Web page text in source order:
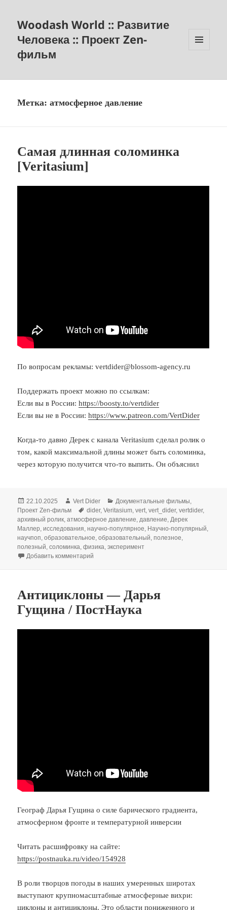
Woodash World :: Развитие
Человека :: Проект Zen-
фильм
Метка:атмосферное давление
Самая длинная соломинка
[Veritasium]
По вопросам рекламы: vertdider@blossom-agency.ru
Поддержать проект можно по ссылкам:
Если вы в России:https://boosty.to/vertdider
Если вы не в России:https://www.patreon.com/VertDider
Когда-то давно Дерек с канала Veritasium сделал ролик о
том, какой максимальной длины может быть соломинка,
через которую получится что-то выпить. Он объяснил
Опубликовано
22.10.2025 Автор
Vert Dider Рубрики
Документальные фильмы,
Проект Zen-фильм
Метки
dider,Veritasium,vert,vert_dider,vertdider,
архивный ролик,атмосферное давление,давление,Дерек
Маллер,исследования,научно-популярное, Научно-популярный,
научпоп,образовательное,образовательный,полезное,
полезный,соломинка,физика,эксперимент
Добавить комментарий
Антициклоны — Дарья
Гущина / ПостНаука
Географ Дарья Гущина о силе барического градиента,
атмосферном фронте и температурной инверсии
Читать расшифровку на сайте:
https://postnauka.ru/video/154928
В роли творцов погоды в наших умеренных широтах
выступают крупномасштабные атмосферные вихри:
циклоны и антициклоны. Это области пониженного и